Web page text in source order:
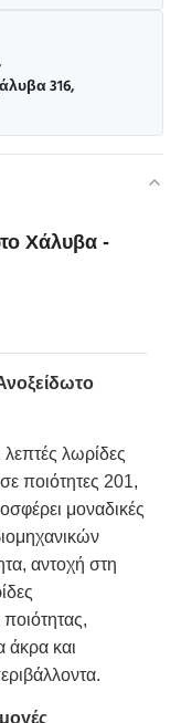
316,
Χάλυβα -
λεπτές λωρίδες
ποιότητες 201,
μοναδικές
αντοχή στη
άκρα και